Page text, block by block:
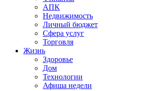
АПК
Недвижимость
Личный бюджет
Сфера услуг
Торговля
Жизнь
Здоровье
Дом
Технологии
Афиша недели